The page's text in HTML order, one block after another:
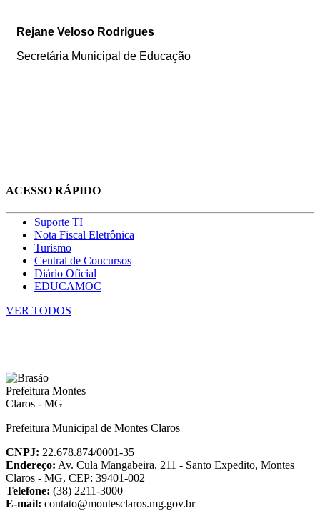
Rejane Veloso Rodrigues
Secretária Municipal de Educação
ACESSO RÁPIDO
Suporte TI
Nota Fiscal Eletrônica
Turismo
Central de Concursos
Diário Oficial
EDUCAMOC
VER TODOS
Prefeitura Municipal de Montes Claros
CNPJ: 22.678.874/0001-35
Endereço: Av. Cula Mangabeira, 211 - Santo Expedito, Montes
Claros - MG, CEP: 39401-002
Telefone: (38) 2211-3000
E-mail: contato@montesclaros.mg.gov.br